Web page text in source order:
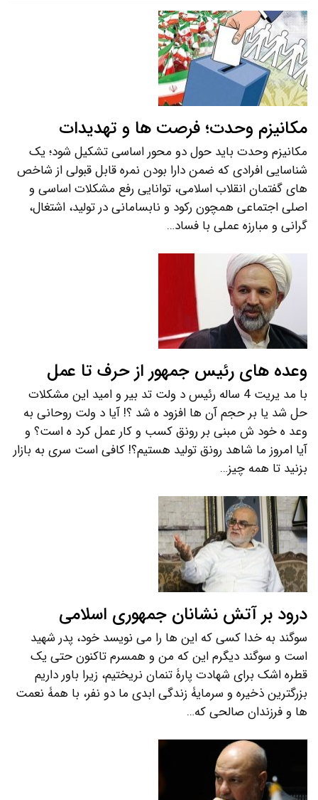
مکانیزم وحدت؛ فرصت ها و تهدیدات
مکانیزم وحدت باید حول دو محور اساسی تشکیل شود؛ یک
شناسایی افرادی که ضمن دارا بودن نمره قابل قبولی از شاخص
های گفتمان انقلاب اسلامی، توانایی رفع مشکلات اساسی و
اصلی اجتماعی همچون رکود و نابسامانی در تولید، اشتغال،
گرانی و مبارزه عملی با فساد…
وعده های رئیس جمهور از حرف تا عمل
با مد یریت 4 ساله رئیس د ولت تد بیر و امید این مشکلات
حل شد یا بر حجم آن ها افزود ه شد ؟! آیا د ولت روحانی به
وعد ه خود ش مبنی بر رونق کسب و کار عمل کرد ه است؟ و
آیا امروز ما شاهد رونق تولید هستیم؟! کافی است سری به بازار
بزنید تا همه چیز…
درود بر آتش نشانان جمهوری اسلامی
سوگند به خدا کسی که این ها را می نویسد خود، پدر شهید
است و سوگند دیگرم این که من و همسرم تاکنون حتی یک
قطره اشک برای شهادت پارۀ تنمان نریختیم، زیرا باور داریم
بزرگترین ذخیره و سرمایۀ زندگی ابدی ما دو نفر، با همۀ نعمت
ها و فرزندان صالحی که…